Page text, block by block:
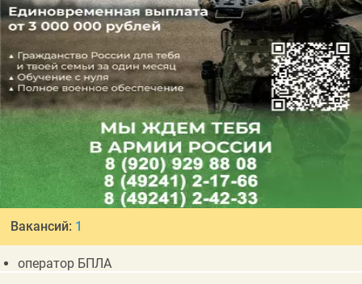
Вакансий: 1
оператор БПЛА